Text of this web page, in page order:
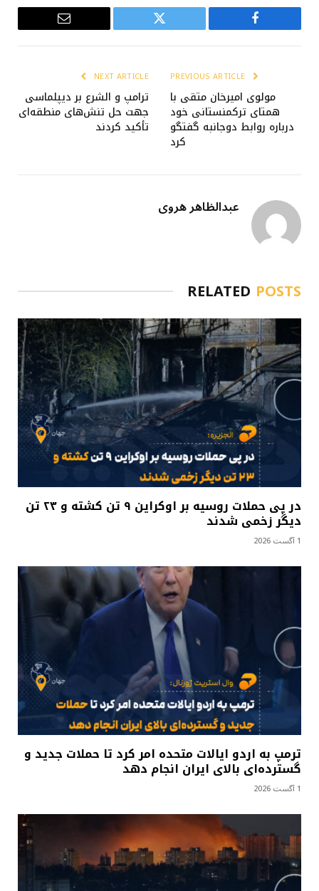
Facebook
Twitter
Email
مولوی امیرخان متقی با
همتای ترکمنستانی خود
درباره روابط دوجانبه گفتگو
کرد
NEXT ARTICLE
ترامپ و الشرع بر دیپلماسی
جهت حل تنش‌های منطقه‌ای
تأکید کردند
عبدالظاهر هروی
RELATED POSTS
در پی حملات روسیه بر اوکراین ۹ تن کشته و ۲۳ تن
دیگر زخمی شدند
1 آگست 2026
ترمپ به اردو ایالات متحده امر کرد تا حملات جدید و
گسترده‌ای بالای ایران انجام دهد
1 آگست 2026